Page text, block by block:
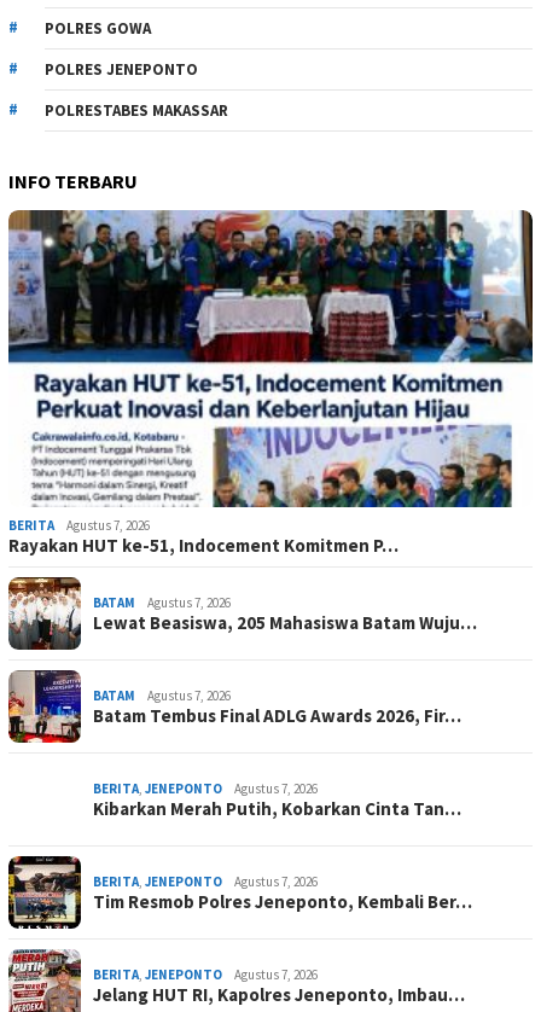
POLRES GOWA
POLRES JENEPONTO
POLRESTABES MAKASSAR
INFO TERBARU
BERITA Agustus 7, 2026
Rayakan HUT ke-51, Indocement Komitmen P…
BATAM Agustus 7, 2026
Lewat Beasiswa, 205 Mahasiswa Batam Wuju…
BATAM Agustus 7, 2026
Batam Tembus Final ADLG Awards 2026, Fir…
BERITA, JENEPONTO Agustus 7, 2026
Kibarkan Merah Putih, Kobarkan Cinta Tan…
BERITA, JENEPONTO Agustus 7, 2026
Tim Resmob Polres Jeneponto, Kembali Ber…
BERITA, JENEPONTO Agustus 7, 2026
Jelang HUT RI, Kapolres Jeneponto, Imbau…